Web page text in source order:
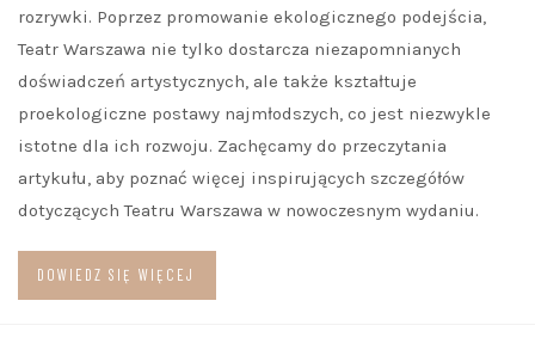
rozrywki. Poprzez promowanie ekologicznego podejścia,
Teatr Warszawa nie tylko dostarcza niezapomnianych
doświadczeń artystycznych, ale także kształtuje
proekologiczne postawy najmłodszych, co jest niezwykle
istotne dla ich rozwoju. Zachęcamy do przeczytania
artykułu, aby poznać więcej inspirujących szczegółów
dotyczących Teatru Warszawa w nowoczesnym wydaniu.
DOWIEDZ SIĘ WIĘCEJ